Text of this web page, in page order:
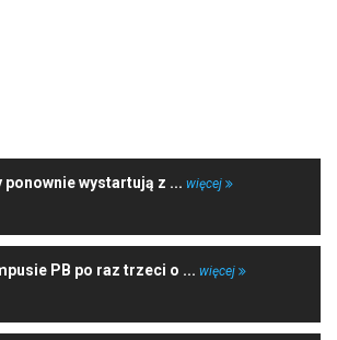
ponownie wystartują z ... więcej
PB po raz trzeci o ... więcej